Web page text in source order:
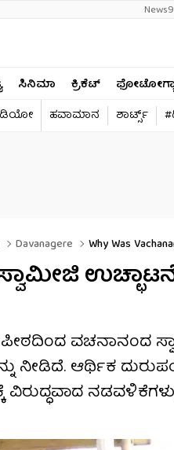
News9
ಸಿನಿಮಾ ಕ್ರಿಕೆಟ್​
ಹವಾಮಾನ ಶಾರ್ಟ್ಸ್​
Davanagere Why Was
ವಚನಾನಂದ
ನೀಡಿದೆ. ಆರ್ಥಿಕ
ವಿರುದ್ಧವಾದ